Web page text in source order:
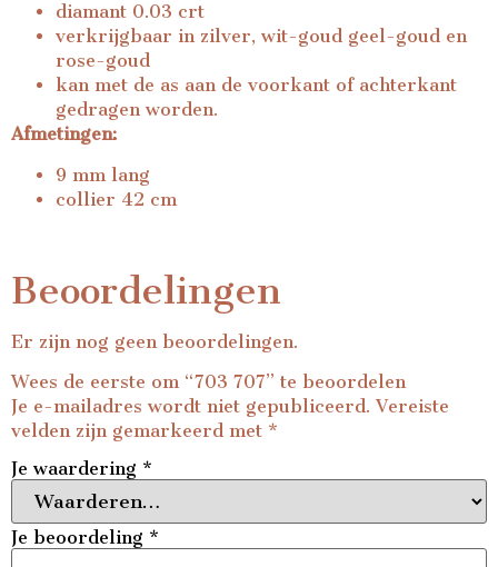
diamant 0.03 crt
verkrijgbaar in zilver, wit-goud geel-goud en
rose-goud
kan met de as aan de voorkant of achterkant
gedragen worden.
Afmetingen:
9 mm lang
collier 42 cm
Beoordelingen
Er zijn nog geen beoordelingen.
Wees de eerste om “703 707” te beoordelen
Je e-mailadres wordt niet gepubliceerd. Vereiste
velden zijn gemarkeerd met *
Je waardering *
Je beoordeling *